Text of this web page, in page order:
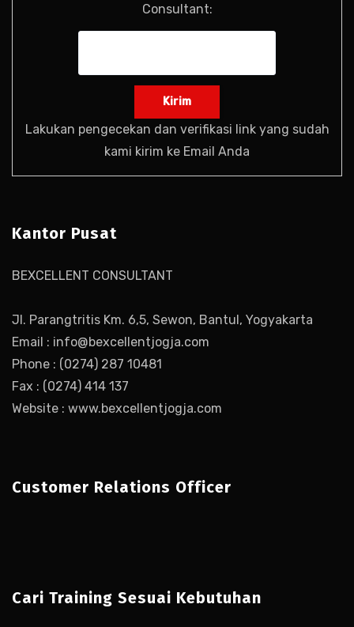
Consultant:
Lakukan pengecekan dan verifikasi link yang sudah
kami kirim ke Email Anda
Kantor Pusat
BEXCELLENT CONSULTANT
Jl. Parangtritis Km. 6,5, Sewon, Bantul, Yogyakarta
Email : info@bexcellentjogja.com
Phone : (0274) 287 10481
Fax : (0274) 414 137
Website : www.bexcellentjogja.com
Customer Relations Officer
Cari Training Sesuai Kebutuhan